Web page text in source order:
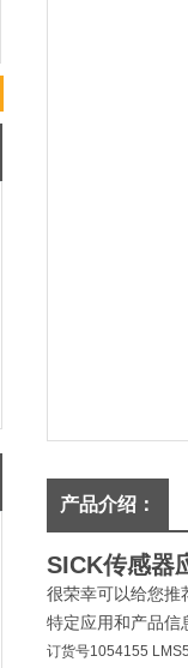
产品介绍：
SICK传感器
很荣幸可以给您推
特定应用和产品信
订货号1054155